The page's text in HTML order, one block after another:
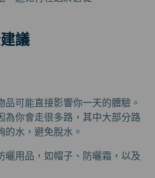
議
可能直接影響你一天的體驗。
為你會走很多路，其中大部分路
的水，避免脫水。
曬用品，如帽子、防曬霜，以及